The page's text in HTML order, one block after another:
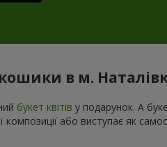
в м.
букет квітів у подарунок. А
або виступає як